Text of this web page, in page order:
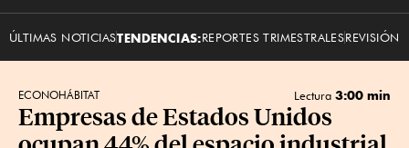
ÚLTIMAS NOTICIASTENDENCIAS:REPORTES TRIMESTRALESREVISIÓN
ECONOHÁBITAT Lectura 3:00 min
Empresas de Estados Unidos